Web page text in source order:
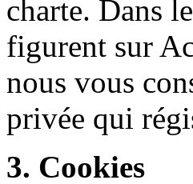
charte. Dans
figurent sur
nous vous
privée qui
3. Cookies